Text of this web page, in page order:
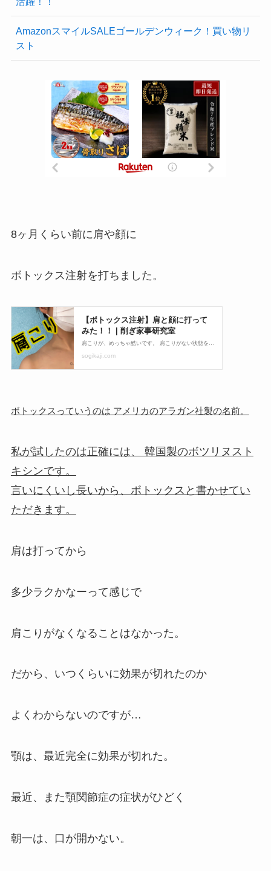
AmazonスマイルSALEゴールデンウィーク！買い物リ
スト
8ヶ月くらい前に肩や顔に
ボトックス注射を打ちました。
ボトックスっていうのは アメリカのアラガン社製の名前。
私が試したのは正確には、 韓国製のボツリヌスト
キシンです。
言いにくいし長いから、ボトックスと書かせてい
ただきます。
肩は打ってから
多少ラクかなーって感じで
肩こりがなくなることはなかった。
だから、いつくらいに効果が切れたのか
よくわからないのですが…
顎は、最近完全に効果が切れた。
最近、また顎関節症の症状がひどく
朝一は、口が開かない。